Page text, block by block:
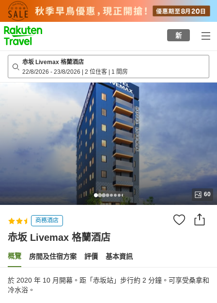
to
top
page
新
赤坂 Livemax 格蘭酒店
22/8/2026 - 23/8/2026 | 2 位住客 | 1 間房
60
商務酒店
赤坂 Livemax 格蘭酒店
概覽 房間及住宿方案 評價 基本資訊
於 2020 年 10 月開幕。距「赤坂站」步行約 2 分鐘。可享受桑拿和
冷水浴。